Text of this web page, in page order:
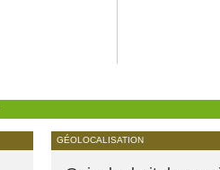
GÉOLOCALISATION